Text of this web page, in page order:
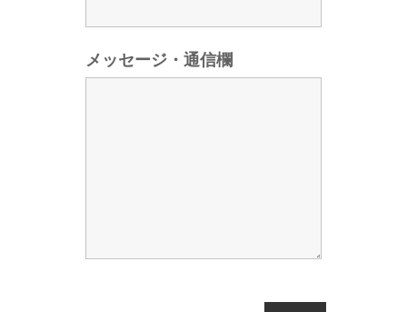
メッセージ・通信欄